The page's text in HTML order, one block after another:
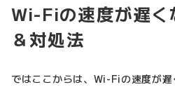
Wi-Fiの速度が遅く
＆対処法
ではここからは、Wi-Fiの速度が